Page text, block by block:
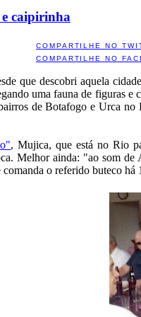
caipirinha
COMPARTILHE NO
COMPARTILHE NO
que descobri aquela
uma fauna de figuras
de Botafogo e Urca
, Mujica, que está no Rio
Melhor ainda: "ao som
comanda o referido buteco